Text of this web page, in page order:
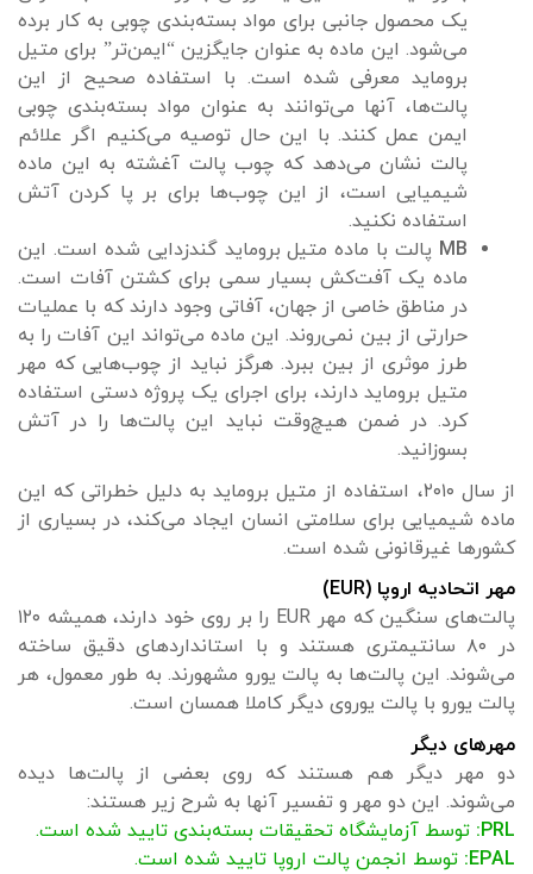
یک محصول جانبی برای مواد بسته‌بندی چوبی به کار برده
می‌شود. این ماده به عنوان جایگزین “ایمن‌تر” برای متیل
بروماید معرفی شده است. با استفاده صحیح از این
پالت‌ها، آنها می‌توانند به عنوان مواد بسته‌بندی چوبی
ایمن عمل کنند. با این حال توصیه می‌کنیم اگر علائم
پالت نشان می‌دهد که چوب پالت آغشته به این ماده
شیمیایی است، از این چوب‌ها برای بر پا کردن آتش
استفاده نکنید.
MB پالت با ماده متیل بروماید گندزدایی شده است. این
ماده یک آفت‌کش بسیار سمی برای کشتن آفات است.
در مناطق خاصی از جهان، آفاتی وجود دارند که با عملیات
حرارتی از بین نمی‌روند. این ماده می‌تواند این آفات را به
طرز موثری از بین ببرد. هرگز نباید از چوب‌هایی که مهر
متیل بروماید دارند، برای اجرای یک پروژه دستی استفاده
کرد. در ضمن هیچ‌وقت نباید این پالت‌ها را در آتش
بسوزانید.
از سال ۲۰۱۰، استفاده از متیل بروماید به دلیل خطراتی که این
ماده شیمیایی برای سلامتی انسان ایجاد می‌کند، در بسیاری از
کشورها غیرقانونی شده است.
مهر اتحادیه اروپا (EUR)
پالت‌های سنگین که مهر EUR را بر روی خود دارند، همیشه ۱۲۰
در ۸۰ سانتیمتری هستند و با استانداردهای دقیق ساخته
می‌شوند. این پالت‌ها به پالت یورو مشهورند. به طور معمول، هر
پالت یورو با پالت یوروی دیگر کاملا همسان است.
مهرهای دیگر
دو مهر دیگر هم هستند که روی بعضی از پالت‌ها دیده
می‌شوند. این دو مهر و تفسیر آنها به شرح زیر هستند:
PRL: توسط آزمایشگاه تحقیقات بسته‌بندی تایید شده است.
EPAL: توسط انجمن پالت اروپا تایید شده است.